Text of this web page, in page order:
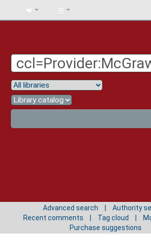
BIBLIOTECA
Advanced search
Authority
Recent comments
Tag cloud
Purchase suggestions